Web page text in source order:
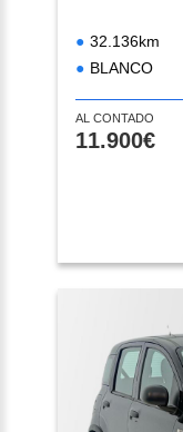
32.136km
BLANCO
AL CONTADO
11.900€